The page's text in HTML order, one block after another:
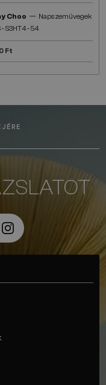
Choo — Napszemüvegek
S3HT4 - 54
Ft